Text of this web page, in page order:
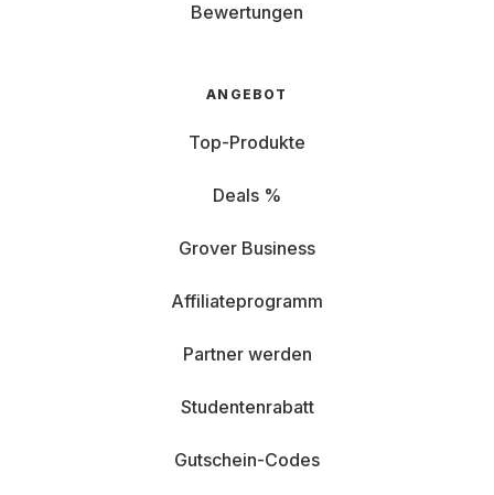
Bewertungen
ANGEBOT
Top-Produkte
Deals %
Grover Business
Affiliateprogramm
Partner werden
Studentenrabatt
Gutschein-Codes